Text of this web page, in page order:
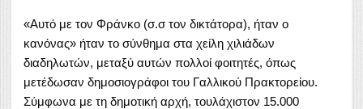
«Αυτό με τον Φράνκο (σ.σ τον δικτάτορα), ήταν ο
κανόνας» ήταν το σύνθημα στα χείλη χιλιάδων
διαδηλωτών, μεταξύ αυτών πολλοί φοιτητές, όπως
μετέδωσαν δημοσιογράφοι του Γαλλικού Πρακτορείου.
Σύμφωνα με τη δημοτική αρχή, τουλάχιστον 15.000